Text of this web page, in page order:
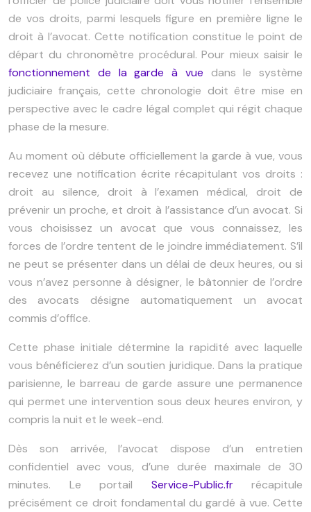
de vos droits, parmi lesquels figure en première ligne le
droit à l’avocat. Cette notification constitue le point de
départ du chronomètre procédural. Pour mieux saisir le
fonctionnement de la garde à vue dans le système
judiciaire français, cette chronologie doit être mise en
perspective avec le cadre légal complet qui régit chaque
phase de la mesure.
Au moment où débute officiellement la garde à vue, vous
recevez une notification écrite récapitulant vos droits :
droit au silence, droit à l’examen médical, droit de
prévenir un proche, et droit à l’assistance d’un avocat. Si
vous choisissez un avocat que vous connaissez, les
forces de l’ordre tentent de le joindre immédiatement. S’il
ne peut se présenter dans un délai de deux heures, ou si
vous n’avez personne à désigner, le bâtonnier de l’ordre
des avocats désigne automatiquement un avocat
commis d’office.
Cette phase initiale détermine la rapidité avec laquelle
vous bénéficierez d’un soutien juridique. Dans la pratique
parisienne, le barreau de garde assure une permanence
qui permet une intervention sous deux heures environ, y
compris la nuit et le week-end.
Dès son arrivée, l’avocat dispose d’un entretien
confidentiel avec vous, d’une durée maximale de 30
minutes. Le portail Service-Public.frrécapitule
précisément ce droit fondamental du gardé à vue. Cette